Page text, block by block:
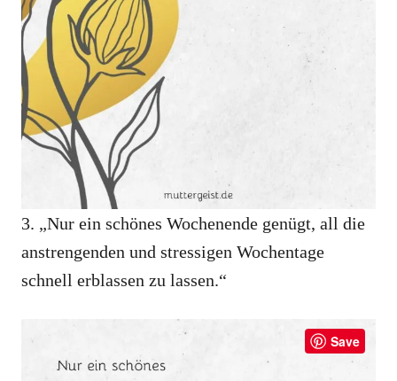
3. „Nur ein schönes Wochenende genügt, all die
anstrengenden und stressigen Wochentage
schnell erblassen zu lassen.“
Save